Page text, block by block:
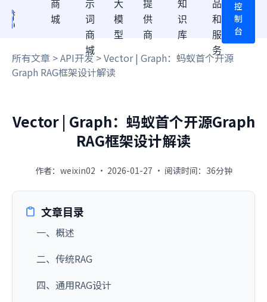
商
城
示
词
商
城
大
模
型
提
供
商
知
识
库
品
和
服
务
控
制
台
所有文章 >API开发> Vector | Graph：蚂蚁首个开源
Graph RAG框架设计解读
Vector | Graph：蚂蚁首个开源Graph
RAG框架设计解读
作者：weixin02 · 2026-01-27 · 阅读时间：36分钟
文章目录
一、概述
二、传统RAG
四、通用RAG设计